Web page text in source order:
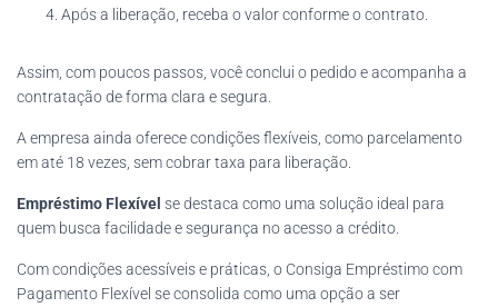
Após a liberação, receba o valor conforme o contrato.
Assim, com poucos passos, você conclui o pedido e acompanha a
contratação de forma clara e segura.
A empresa ainda oferece condições flexíveis, como parcelamento
em até 18 vezes, sem cobrar taxa para liberação.
Empréstimo Flexível se destaca como uma solução ideal para
quem busca facilidade e segurança no acesso a crédito.
Com condições acessíveis e práticas, o Consiga Empréstimo com
Pagamento Flexível se consolida como uma opção a ser